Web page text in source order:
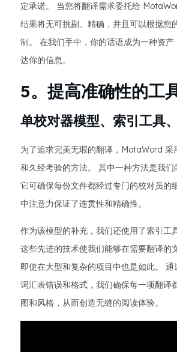
定承诺。 当您将翻译需求委托给
结果将无可挑剔、精确，并且可以根据您
制。 在我们手中，你的话语成为一种资
达你的信息。
5。提高准确性的工
单校对器模型、索引工具
为了追求完美无瑕的翻译，MotaWord 采
和久经考验的方法。 其中一种方法是我们
它可确保每份文件都经过专门的校对员的
中注意力保证了连贯性和精确性。
作为该模型的补充，我们还使用了索引工
这些先进的技术使我们能够在需要翻译的
即使在大型和复杂的项目中也是如此。 通
词汇表错误和格式，我们确保每一项翻译
图和风格，从而创造无缝的阅读体验。